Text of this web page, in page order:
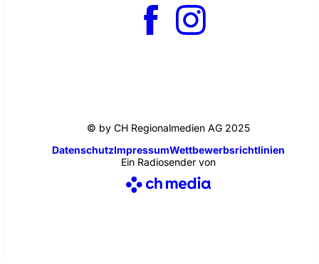
© by CH Regionalmedien AG 2025
DatenschutzImpressumWettbewerbsrichtlinien
Ein Radiosender von